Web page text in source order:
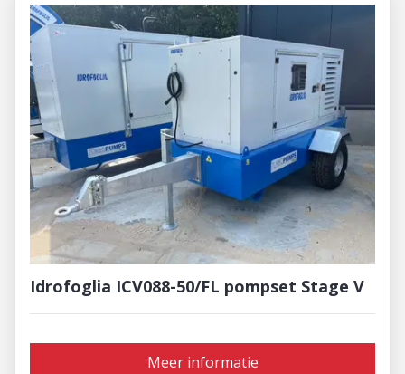
Idrofoglia ICV088-50/FL pompset Stage V
Meer informatie